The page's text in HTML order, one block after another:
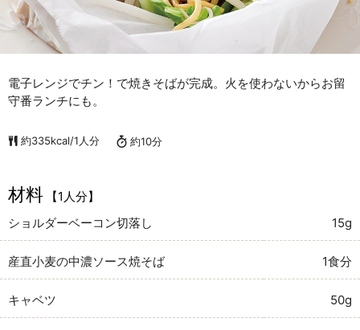
電子レンジでチン！で焼きそばが完成。火を使わないからお留
守番ランチにも。
約335kcal/1人分 約10分
材料
【1人分】
ショルダーベーコン切落し
15g
産直小麦の中濃ソース焼そば 1食分
キャベツ 50g